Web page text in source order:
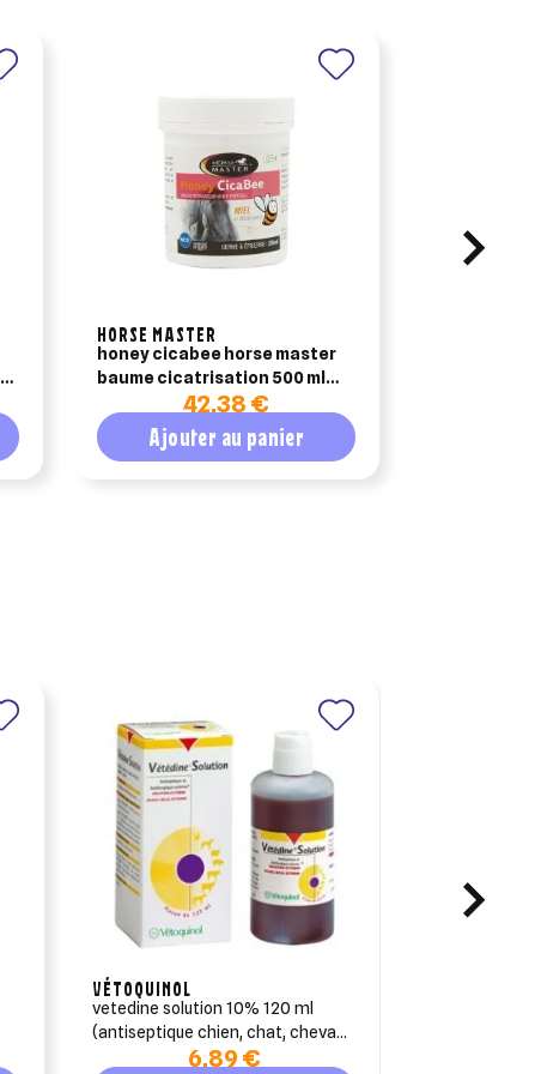
HORSE MASTER
honey cicabee horse master
baume cicatrisation 500 ml
cicatrisant exceptionnel pour
chevaux
42,38 €
Ajouter au panier
VÉTOQUINOL
vetedine solution 10% 120 ml
(antiseptique chien, chat, cheval,
bovin, ovin, porcin)
6,89 €